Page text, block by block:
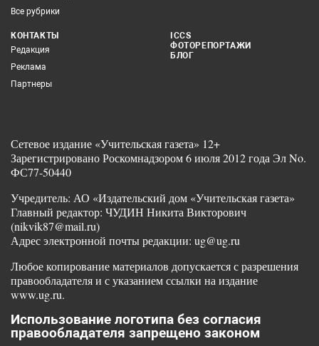
Все рубрики
КОНТАКТЫ
Редакция
Реклама
Партнеры
ICCS
ФОТОРЕПОРТАЖИ
БЛОГ
Сетевое издание «Учительская газета» 12+
Зарегистрировано Роскомнадзором 6 июля 2012 года Эл No.
ФС77-50440
Учредитель: АО «Издательский дом «Учительская газета»
Главный редактор: ЧУДИН Никита Викторович
(nikvik87@mail.ru)
Адрес электронной почты редакции: ug@ug.ru
Любое копирование материалов допускается с разрешения
правообладателя и с указанием ссылки на издание
www.ug.ru.
Использование логотипа без согласия
правообладателя запрещено законом